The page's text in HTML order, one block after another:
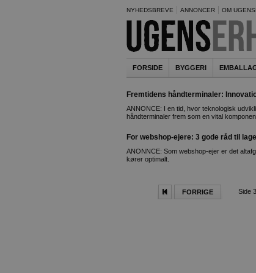
NYHEDSBREVE ANNONCER OM
FORSIDE BYGGERI
Fremtidens håndterminaler:
ANNONCE: I en tid, hvor teknologisk
håndterminaler frem som en vital
For webshop-ejere: 3 gode råd til
ANONNCE: Som webshop-ejer er det
kører optimalt.
FORRIGE Side